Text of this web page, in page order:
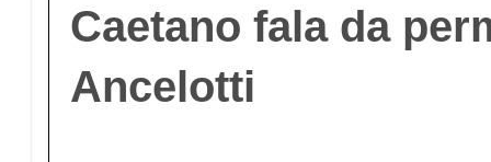
Caetano fala da
Ancelotti